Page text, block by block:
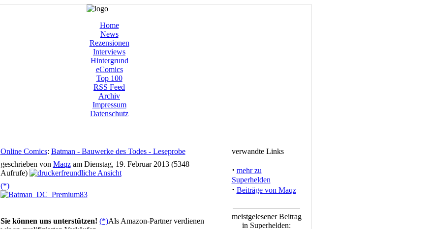
Home
News
Rezensionen
Interviews
Hintergrund
eComics
Top 100
RSS Feed
Archiv
Impressum
Datenschutz
Online Comics: Batman - Bauwerke des Todes - Leseprobe
geschrieben von Maqzam Dienstag, 19. Februar 2013 (5348
Aufrufe)
(*)
Sie können uns unterstützen! (*)Als Amazon-Partner verdienen
verwandte Links
· mehr zu
Superhelden
· Beiträge von Maqz
meistgelesener Beitrag
in Superhelden: